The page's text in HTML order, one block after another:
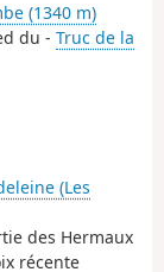
(1340 m)
du - Truc de la
(Les
des Hermaux
récente